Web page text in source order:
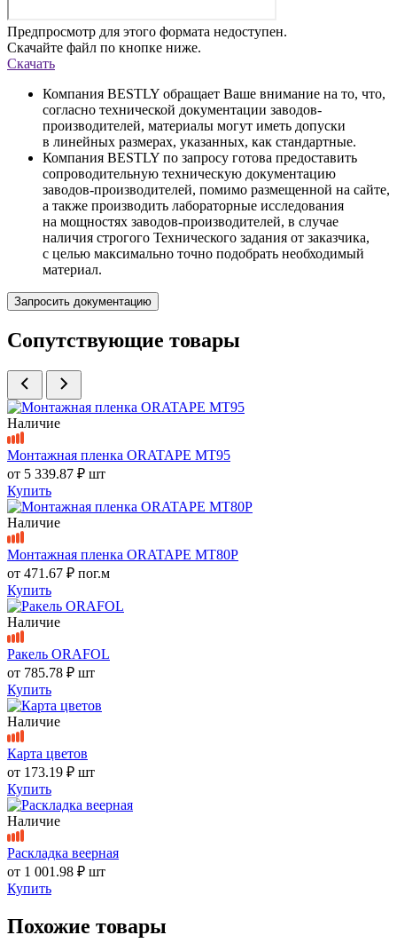
Предпросмотр для этого формата недоступен.
Скачайте файл по кнопке ниже.
Скачать
Компания BESTLY обращает Ваше внимание на то, что,
согласно технической документации заводов-
производителей, материалы могут иметь допуски
в линейных размерах, указанных, как стандартные.
Компания BESTLY по запросу готова предоставить
сопроводительную техническую документацию
заводов-производителей, помимо размещенной на сайте,
а также производить лабораторные исследования
на мощностях заводов-производителей, в случае
наличия строгого Технического задания от заказчика,
с целью максимально точно подобрать необходимый
материал.
Запросить документацию
Сопутствующие товары
Наличие
Монтажная пленка ORATAPE MT95
от 5 339.87 ₽ шт
Купить
Наличие
Монтажная пленка ORATAPE MT80P
от 471.67 ₽ пог.м
Купить
Наличие
Ракель ORAFOL
от 785.78 ₽ шт
Купить
Наличие
Карта цветов
от 173.19 ₽ шт
Купить
Наличие
Раскладка веерная
от 1 001.98 ₽ шт
Купить
Похожие товары